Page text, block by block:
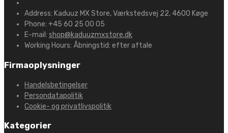
Address: Kaduuz MX Store, Værkstedsvej 22, 4600 Køge
Phone: +45 60 25 00 05
E-mail: shop@kaduuzmxstore.dk
Working Hours: Åbningstid: efter aftale
Firmaoplysninger
Handelsbetingelser
Persondatapolitik
Cookie- og privatlivspolitik
Kategorier